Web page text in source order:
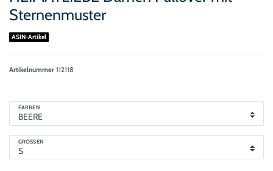
Sternenmuster
ASIN-Artikel
Artikelnummer 112118
FARBEN
GRÖSSEN